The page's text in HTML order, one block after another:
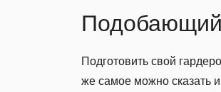
Подготовить свой
же самое можно сказать